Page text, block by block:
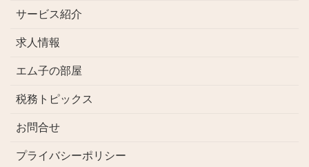
サービス紹介
求人情報
エム子の部屋
税務トピックス
お問合せ
プライバシーポリシー